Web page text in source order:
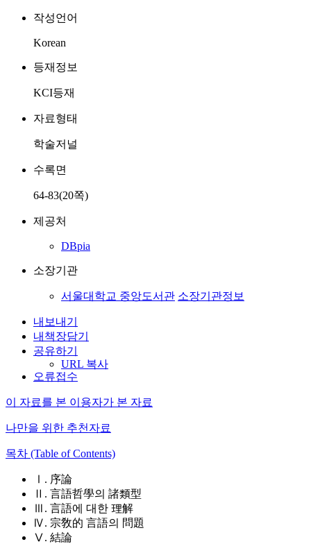
작성언어
Korean
등재정보
KCI등재
자료형태
학술저널
수록면
64-83(20쪽)
제공처
DBpia
소장기관
서울대학교 중앙도서관 소장기관정보
내보내기
내책장담기
공유하기
URL 복사
오류접수
이 자료를 본 이용자가 본 자료
나만을 위한 추천자료
목차 (Table of Contents)
Ⅰ. 序論
Ⅱ. 言語哲學의 諸類型
Ⅲ. 言語에 대한 理解
Ⅳ. 宗敎的 言語의 問題
Ⅴ. 結論